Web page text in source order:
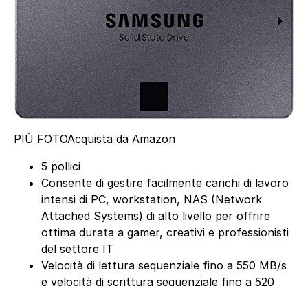
PIÙ FOTOAcquista da Amazon
5 pollici
Consente di gestire facilmente carichi di lavoro
intensi di PC, workstation, NAS (Network
Attached Systems) di alto livello per offrire
ottima durata a gamer, creativi e professionisti
del settore IT
Velocità di lettura sequenziale fino a 550 MB/s
e velocità di scrittura sequenziale fino a 520